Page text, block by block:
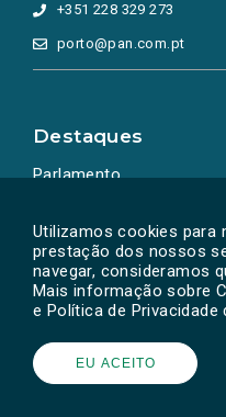
Utilizamos cookies para
prestação dos nossos
navegar, consideramos
Mais informação sobre
e Política de Privacidade
EU ACEITO
+351 228 329 273
porto@pan.com.pt
Destaques
Parlamento
Powered by © PAN